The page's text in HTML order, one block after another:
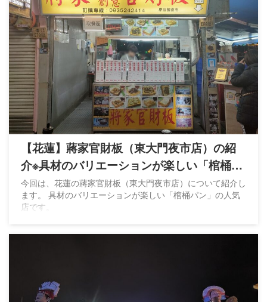
【花蓮】蔣家官財板（東大門夜市店）の紹
介※具材のバリエーションが楽しい「棺桶パ
ン」
今回は、花蓮の蔣家官財板（東大門夜市店）について紹介し
ます。 具材のバリエーションが楽しい「棺桶パン」の人気
店です。